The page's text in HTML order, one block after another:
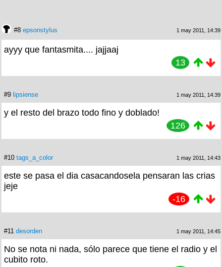
#8 epsonstylus 1 may 2011, 14:39
ayyy que fantasmita.... jajjaaj
13
#9 lipsiense 1 may 2011, 14:39
y el resto del brazo todo fino y doblado!
126
#10 tags_a_color 1 may 2011, 14:43
este se pasa el dia casacandosela pensaran las crias
jeje
-16
#11 desorden 1 may 2011, 14:45
No se nota ni nada, sólo parece que tiene el radio y el
cubito roto.